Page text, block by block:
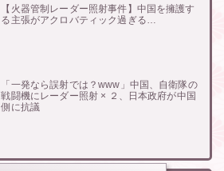
【火器管制レーダー照射事件】中国を擁護す
る主張がアクロバティック過ぎる…
「一発なら誤射では？www」中国、自衛隊の
戦闘機にレーダー照射 × ２、日本政府が中国
側に抗議